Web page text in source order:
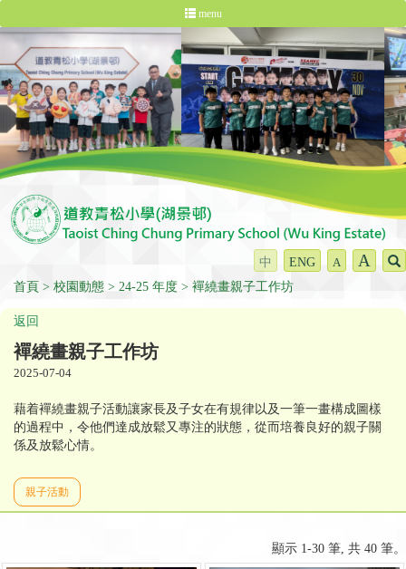
menu
中 ENG A A
首頁 校園動態 24-25 年度 襌繞畫親子工作坊
返回
襌繞畫親子工作坊
2025-07-04
藉着襌繞畫親子活動讓家長及子女在有規律以及一筆一畫構成圖樣
的過程中，令他們達成放鬆又專注的狀態，從而培養良好的親子關
係及放鬆心情。
親子活動
顯示 1-30 筆, 共 40 筆。